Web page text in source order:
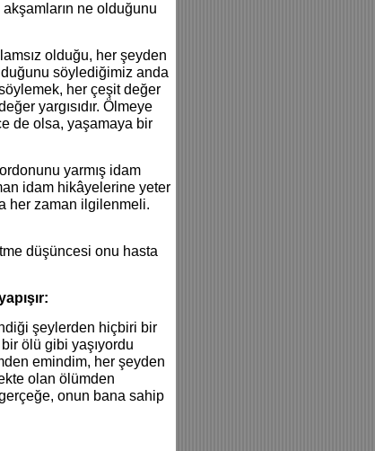
akşamların ne olduğunu
olduğu, her şeyden
söylediğimiz anda
her çeşit değer
yargısıdır. Ölmeye
de olsa, yaşamaya bir
yarmış idam
idam hikâyelerine yeter
her zaman ilgilenmeli.
düşüncesi onu hasta
şeylerden hiçbiri bir
ölü gibi yaşıyordu
emindim, her şeyden
olan ölümden
onun bana sahip